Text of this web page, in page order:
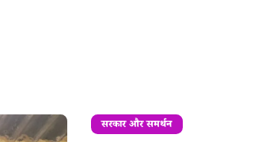
सरकार और समर्थन